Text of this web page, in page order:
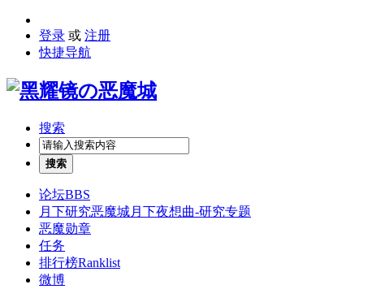
登录 或 注册
快捷导航
搜索
搜索
论坛BBS
月下研究恶魔城月下夜想曲-研究专题
恶魔勋章
任务
排行榜Ranklist
微博